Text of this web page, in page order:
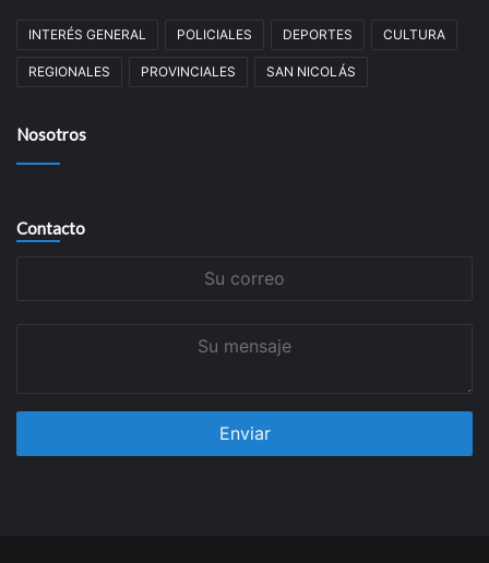
INTERÉS GENERAL POLICIALES DEPORTES CULTURA
REGIONALES PROVINCIALES SAN NICOLÁS
Nosotros
Contacto